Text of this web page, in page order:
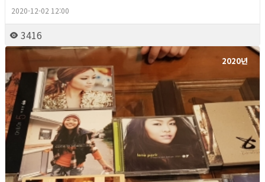
2020-12-02 12:00
3416
2020년